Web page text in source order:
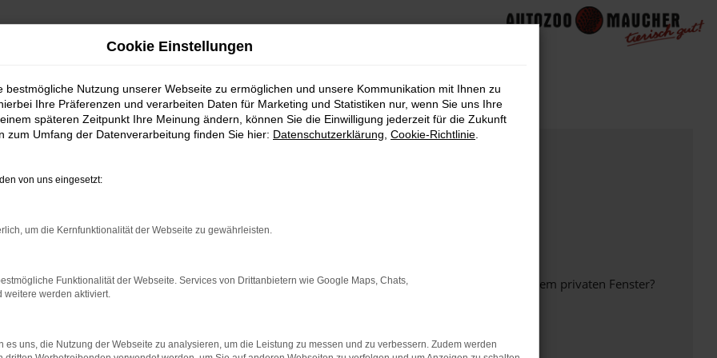
bestimmter Seiten verhindern. Funktioniert die Seite in einem anderen Browser oder in einem privaten Fenster?
beheben.
auf dem neuesten Stand sind.
Cookie Einstellungen
bestmögliche Nutzung unserer Webseite zu ermöglichen und unsere Kommunikation mit Ihnen zu
Ihre Präferenzen und verarbeiten Daten für Marketing und Statistiken nur, wenn Sie uns Ihre
späteren Zeitpunkt Ihre Meinung ändern, können Sie die Einwilligung jederzeit für die Zukunft
zum Umfang der Datenverarbeitung finden Sie hier: Datenschutzerklärung Cookie-Richtlinie
von uns eingesetzt:
um die Kernfunktionalität der Webseite zu gewährleisten.
Funktionalität der Webseite. Services von Drittanbietern wie Google Maps, Chats,
weitere werden aktiviert.
es uns, die Nutzung der Webseite zu analysieren, um die Leistung zu messen und zu verbessern. Zudem werden